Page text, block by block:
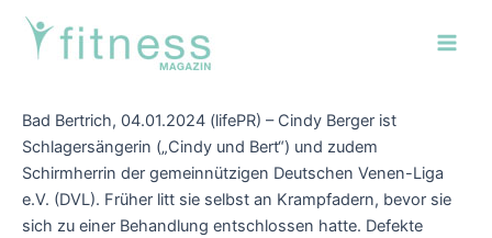
Zum
Inhalt
springen
Bad Bertrich, 04.01.2024 (lifePR) – Cindy Berger ist
Schlagersängerin („Cindy und Bert“) und zudem
Schirmherrin der gemeinnützigen Deutschen Venen-Liga
e.V. (DVL). Früher litt sie selbst an Krampfadern, bevor sie
sich zu einer Behandlung entschlossen hatte. Defekte
Post
navigation